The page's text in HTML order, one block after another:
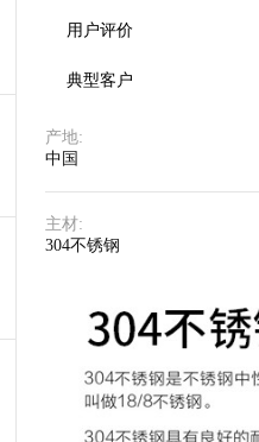
用户评价
典型客户
产地:
中国
主材:
304不锈钢